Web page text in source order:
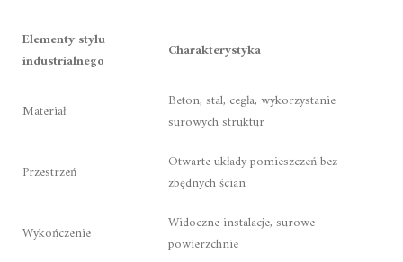
Elementy stylu
industrialnego
Charakterystyka
Materiał
Beton, stal, cegła, wykorzystanie
surowych struktur
Przestrzeń
Otwarte układy pomieszczeń bez
zbędnych ścian
Wykończenie
Widoczne instalacje, surowe
powierzchnie